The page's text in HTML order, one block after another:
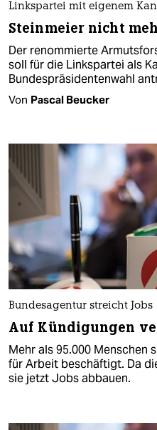
Linkspartei mit eigenem
Steinmeier nicht
Der renommierte
soll für die Linkspartei als
Bundespräsidentenwahl
Von Pascal Beucker
Bundesagentur streicht Jobs
Auf Kündigungen
Mehr als 95.000 Menschen
für Arbeit beschäftigt. Da
sie jetzt Jobs abbauen.